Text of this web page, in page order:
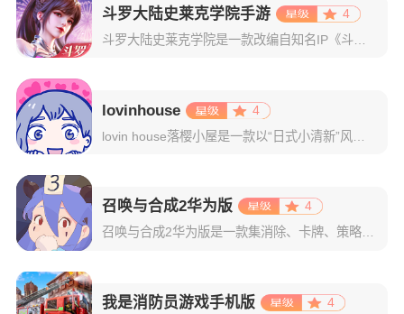
斗罗大陆史莱克学院手游
4
lovinhouse
4
召唤与合成2华为版
4
召唤与合成2华为版是一款集消除、卡牌、策略、解谜、合成等多种特色元素为一体的全新风格策略竞技手游，该版本是华为与官方合作推出的渠道服，妥妥的是为华为用户谋福利：玩家可使用华为账号一键登录，更可领取丰厚
我是消防员游戏手机版
4